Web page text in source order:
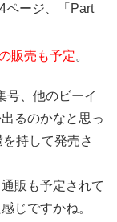
ページ、「Part
販売も予定。
号、他のビーイ
るのかなと思っ
持して発売さ
販も予定されて
じですかね。